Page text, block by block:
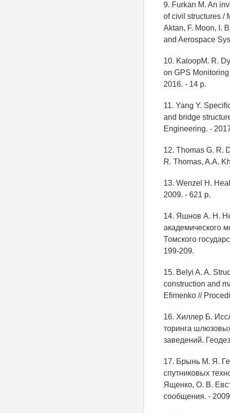
9. Furkan M. An
of civil structures /
Aktan, F. Moon, I.
and Aerospace
10. KaloopM. R.
on GPS
2016. - 14 p.
11. Yang Y.
and bridge
Engineering. -
12. Thomas G. R.
R. Thomas, A.A.
13. Wenzel H.
2009. - 621 p.
14. Яшнов А. Н.
академического
Томского
199-209.
15. Belyi A. A.
construction and
Eﬁmenko //
16. Хиллер Б.
торинга
заведений.
17. Брынь М. Я.
спутниковых
Ященко, О. В.
сообщения. -